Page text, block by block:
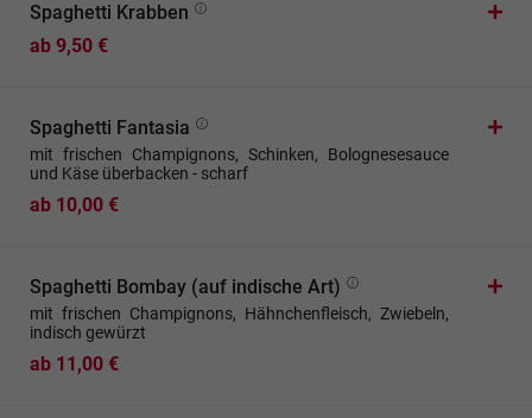
Spaghetti Krabben
ab 9,50 €
Spaghetti Fantasia
mit frischen Champignons, Schinken, Bolognesesauce
und Käse überbacken - scharf
ab 10,00 €
Spaghetti Bombay (auf indische Art)
mit frischen Champignons, Hähnchenfleisch, Zwiebeln,
indisch gewürzt
ab 11,00 €